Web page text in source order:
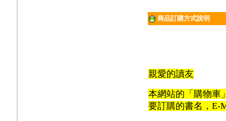
商品訂購方式說明
親愛的讀友
本網站的「購物車
要訂購的書名，